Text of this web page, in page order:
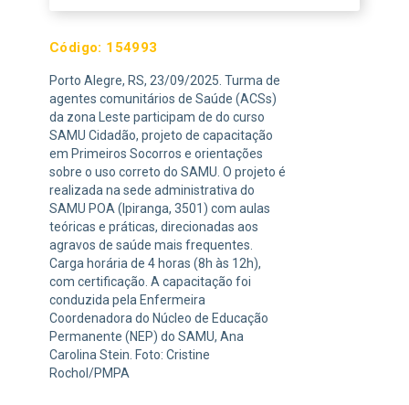
Código: 154993
Porto Alegre, RS, 23/09/2025. Turma de
agentes comunitários de Saúde (ACSs)
da zona Leste participam de do curso
SAMU Cidadão, projeto de capacitação
em Primeiros Socorros e orientações
sobre o uso correto do SAMU. O projeto é
realizada na sede administrativa do
SAMU POA (Ipiranga, 3501) com aulas
teóricas e práticas, direcionadas aos
agravos de saúde mais frequentes.
Carga horária de 4 horas (8h às 12h),
com certificação. A capacitação foi
conduzida pela Enfermeira
Coordenadora do Núcleo de Educação
Permanente (NEP) do SAMU, Ana
Carolina Stein. Foto: Cristine
Rochol/PMPA